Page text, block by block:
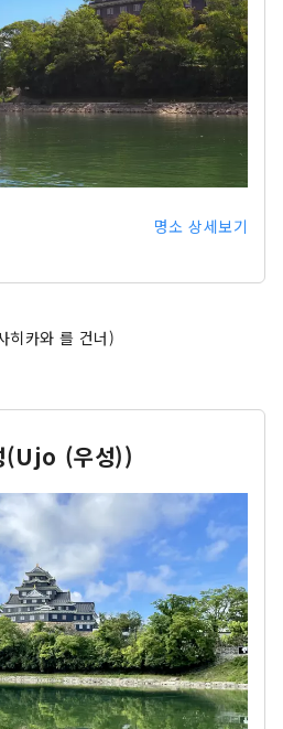
명소 상세보기
히카와 를 건너)
(Ujo (우성))